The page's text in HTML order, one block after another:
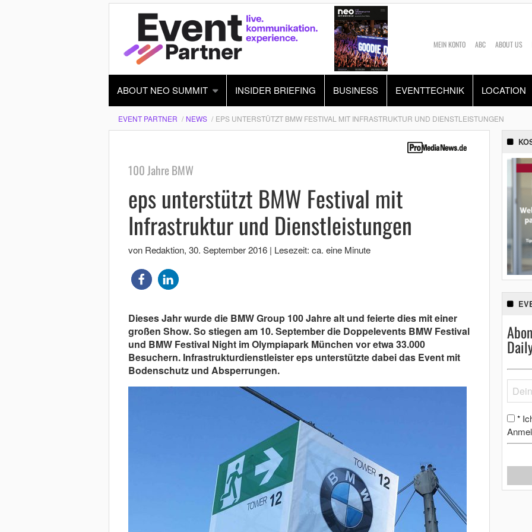
MEIN KONTO ABC ABOUT US
ABOUT NEO SUMMIT INSIDER BRIEFING BUSINESS EVENTTECHNIK LOCATION
EVENT PARTNER NEWS EPS UNTERSTÜTZT BMW FESTIVAL MIT INFRASTRUKTUR UND DIENSTLEISTUNGEN
100 Jahre BMW
eps unterstützt BMW Festival mit
Infrastruktur und Dienstleistungen
von Redaktion, 30. September 2016 | Lesezeit: ca. eine Minute
Dieses Jahr wurde die BMW Group 100 Jahre alt und feierte dies mit einer
großen Show. So stiegen am 10. September die Doppelevents BMW Festival
und BMW Festival Night im Olympiapark München vor etwa 33.000
Besuchern. Infrastrukturdienstleister eps unterstützte dabei das Event mit
Bodenschutz und Absperrungen.
*